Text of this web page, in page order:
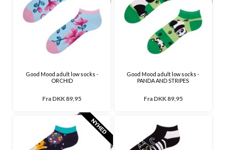
Good Mood adult low socks -
ORCHID
Fra DKK 89,95
Good Mood adult low socks -
PANDA AND STRIPES
Fra DKK 89,95